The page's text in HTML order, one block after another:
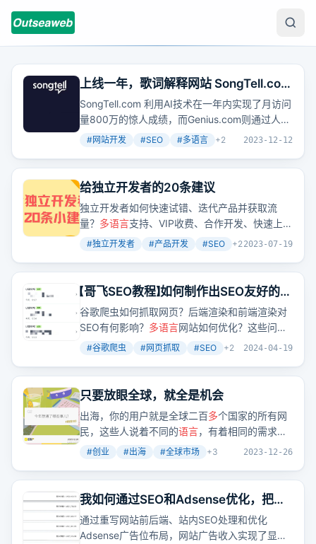
上线一年，歌词解释网站 SongTell.com
月访问量已达800万，另一个巨头是月
访问量1150万的 Genius.com
SongTell.com 利用AI技术在一年内实现了月访问
量800万的惊人成绩，而Genius.com则通过人工
解释歌词达到了月访问量1150万。两者的成功展
我们思考：AI在内容创作领域的潜力到底有多
大？
#网站开发 #SEO #多语言 +2 2023-12-12
给独立开发者的20条建议
独立开发者如何快速试错、迭代产品并获取流
量？ 多语言支持、VIP收费、合作开发、快速上
线、技术与推广并重、围绕关键词建站、利用免
实践，这些是哥飞和他的朋友们给出的20条实用
建议。
#独立开发者 #产品开发 #SEO +22023-07-19
【哥飞SEO教程】如何制作出SEO友好的网
页？先从学习谷歌是如何理解我们网页
开始
谷歌爬虫如何抓取网页？后端渲染和前端渲染对
SEO有何影响？ 多语言网站如何优化？这些问题
的答案，都藏在谷歌对网页的理解和处理方式
#谷歌爬虫 #网页抓取 #SEO +2 2024-04-19
只要放眼全球，就全是机会
出海，你的用户就是全球二百多个国家的所有网
民，这些人说着不同的语言，有着相同的需求。
因为有地理隔离和
语言隔离存在，没有谁能够完
#创业 #出海 #全球市场 +3 2023-12-26
我如何通过SEO和Adsense优化，把一
个网站广告收入从每月八百多美元提升
到每月两千多美元，经验全分享
通过重写网站前后端、站内SEO处理和优化
Adsense广告位布局，网站广告收入实现了显著